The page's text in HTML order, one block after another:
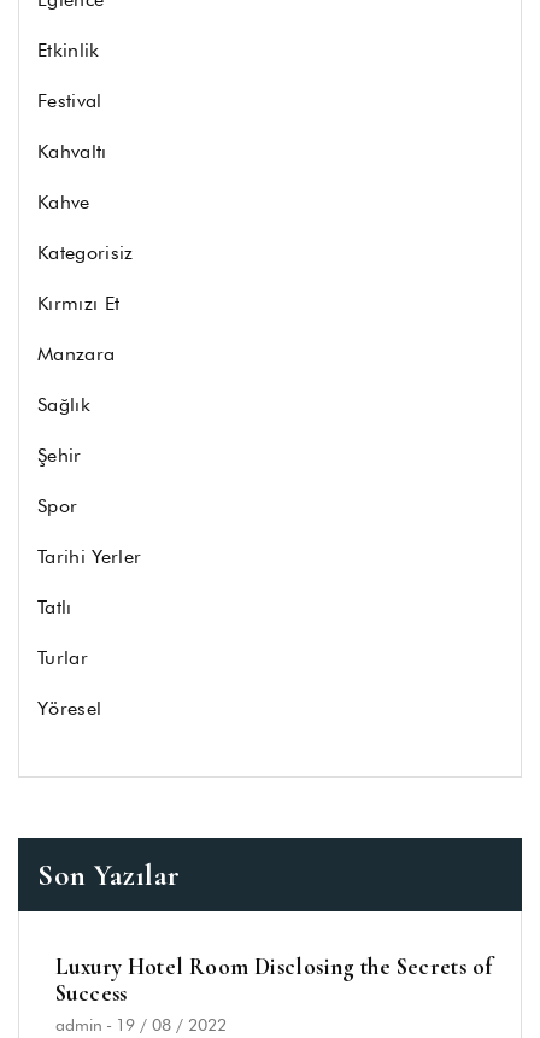
Etkinlik
Festival
Kahvaltı
Kahve
Kategorisiz
Kırmızı Et
Manzara
Sağlık
Şehir
Spor
Tarihi Yerler
Tatlı
Turlar
Yöresel
Son Yazılar
Luxury Hotel Room Disclosing the Secrets of
Success
admin - 19 / 08 / 2022